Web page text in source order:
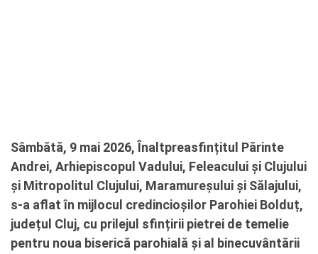
Sâmbătă, 9 mai 2026, Înaltpreasfințitul Părinte
Andrei, Arhiepiscopul Vadului, Feleacului și Clujului
și Mitropolitul Clujului, Maramureșului și Sălajului,
s-a aflat în mijlocul credincioșilor Parohiei Bolduț,
județul Cluj, cu prilejul sfințirii pietrei de temelie
pentru noua biserică parohială și al binecuvântării